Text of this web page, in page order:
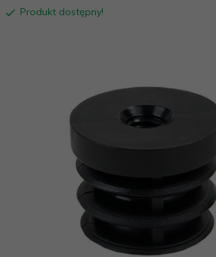
Produkt dostępny!